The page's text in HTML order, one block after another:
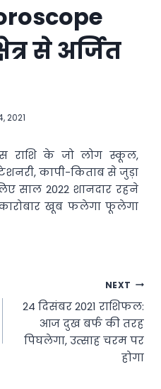
से अर्जित
2021
राशि के जो लोग स्कूल,
कापी-किताब से जुड़ा
साल 2022 शानदार रहने
खूब फलेगा फूलेगा
NEXT
24 दिसंबर 2021 राशिफल:
आज दुख बर्फ की तरह
पिघलेगा, उत्साह चरम पर
होगा